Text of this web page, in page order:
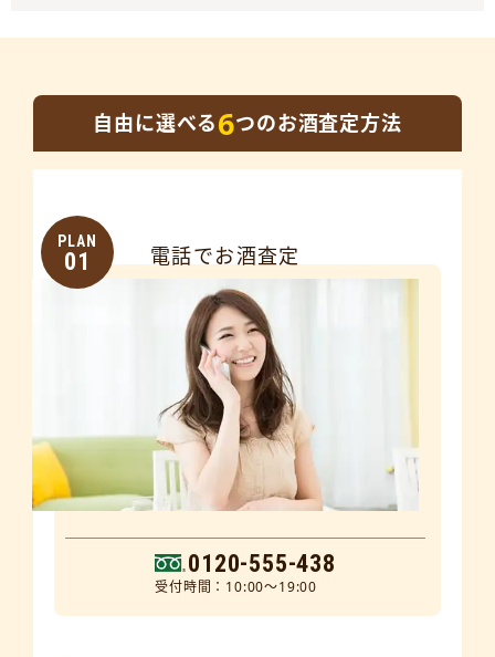
自由に選べる6つのお酒査定方法
PLAN
01 電話でお酒査定
0120-555-438
受付時間：10:00～19:00